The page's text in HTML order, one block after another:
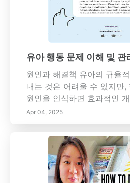
유아 행동 문제 이해 및 관
원인과 해결책 유아의 규율
내는 것은 어려울 수 있지만,
원인을 인식하면 효과적인
수 있습니다. 이 종합 가이드는
Apr 04, 2025